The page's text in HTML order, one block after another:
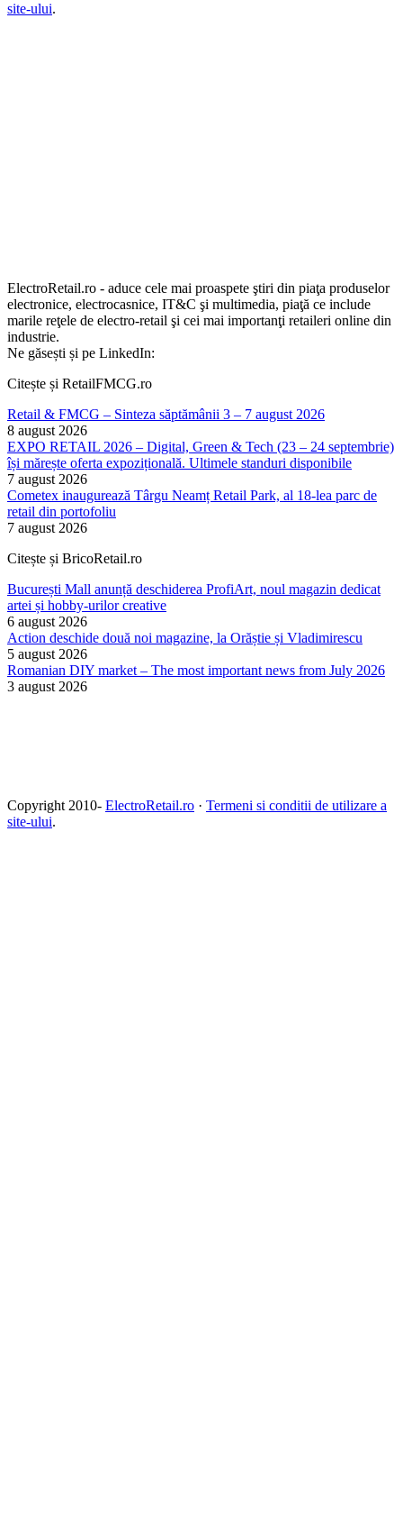
site-ului.
ElectroRetail.ro - aduce cele mai proaspete ştiri din piaţa produselor
electronice, electrocasnice, IT&C şi multimedia, piaţă ce include
marile reţele de electro-retail şi cei mai importanţi retaileri online din
industrie.
Ne găsești și pe LinkedIn:
Citește și RetailFMCG.ro
Retail & FMCG – Sinteza săptămânii 3 – 7 august 2026
8 august 2026
EXPO RETAIL 2026 – Digital, Green & Tech (23 – 24 septembrie)
își mărește oferta expozițională. Ultimele standuri disponibile
7 august 2026
Cometex inaugurează Târgu Neamț Retail Park, al 18-lea parc de
retail din portofoliu
7 august 2026
Citește și BricoRetail.ro
București Mall anunță deschiderea ProfiArt, noul magazin dedicat
artei și hobby-urilor creative
6 august 2026
Action deschide două noi magazine, la Orăștie și Vladimirescu
5 august 2026
Romanian DIY market – The most important news from July 2026
3 august 2026
Copyright 2010- ElectroRetail.ro · Termeni si conditii de utilizare a
site-ului.